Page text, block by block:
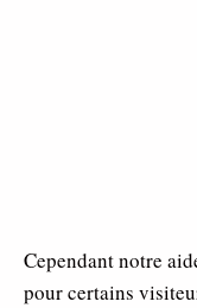
Cependant notre
pour certains